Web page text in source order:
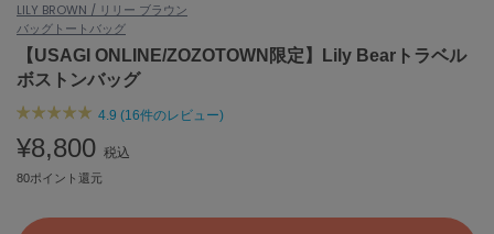
ASICS
アシックス
Ballelite
バレリット
バンドリヤー
LILY BROWN / リリー ブラウン
バッグ トートバッグ
【USAGI ONLINE/ZOZOTOWN限定】Lily Bearトラベル
ボストンバッグ
4.9 (16件のレビュー)
¥8,800 税込
80ポイント還元